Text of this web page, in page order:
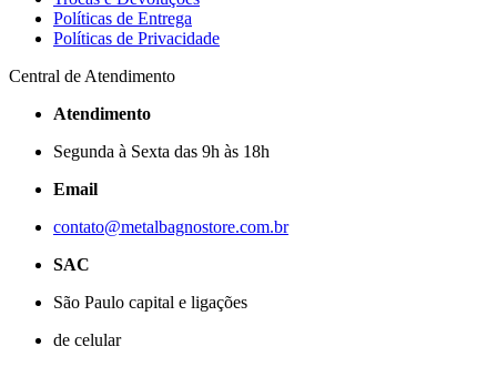
Políticas de Entrega
Políticas de Privacidade
Central de Atendimento
Atendimento
Segunda à Sexta das 9h às 18h
Email
contato@metalbagnostore.com.br
SAC
São Paulo capital e ligações
de celular